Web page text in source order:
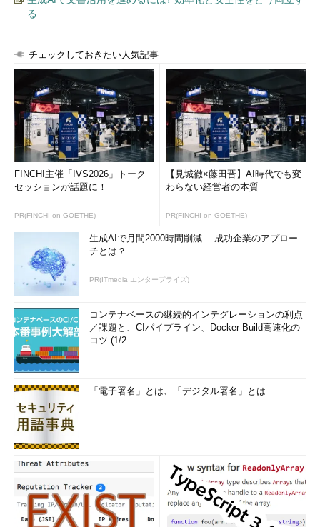
る
チェックしておきたい人気記事
FINCHI主催「IVS2026」トーク
セッションが話題に！
PR(FINCHI on GOETHE)
【見城徹×藤田晋】AI時代でも変
わらない経営者の本質
PR(FINCHI on GOETHE)
生成AIで月間2000時間削減 成功企業のアプロー
チとは？
PR(ITmedia エンタープライズ)
コンテナベースの継続的インテグレーションの利点
／課題と、CIパイプライン、Docker Build高速化の
コツ (1/2...
「電子署名」とは、「デジタル署名」とは